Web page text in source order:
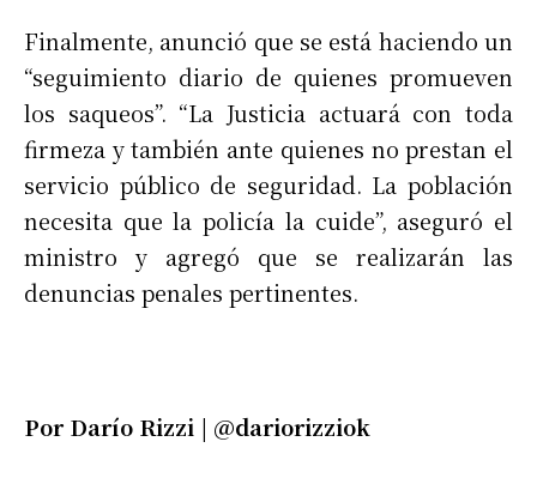
Finalmente, anunció que se está haciendo un
“seguimiento diario de quienes promueven
los saqueos”. “La Justicia actuará con toda
firmeza y también ante quienes no prestan el
servicio público de seguridad. La población
necesita que la policía la cuide”, aseguró el
ministro y agregó que se realizarán las
denuncias penales pertinentes.
Por Darío Rizzi | @dariorizziok